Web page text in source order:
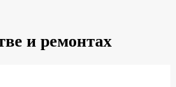
и ремонтах